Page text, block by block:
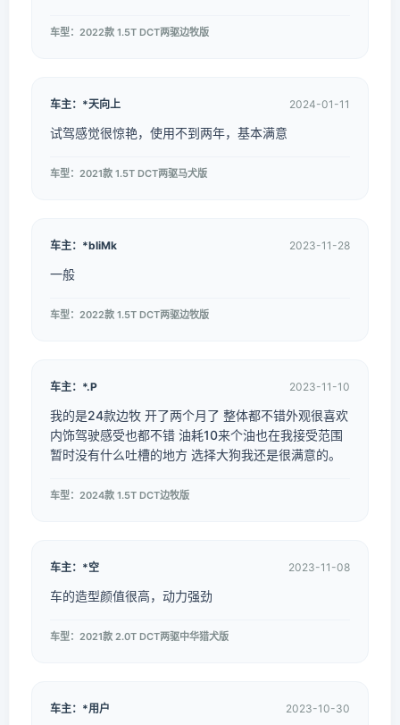
车型：2022款 1.5T DCT两驱边牧版
车主：*天向上 2024-01-11
试驾感觉很惊艳，使用不到两年，基本满意
车型：2021款 1.5T DCT两驱马犬版
车主：*bliMk 2023-11-28
一般
车型：2022款 1.5T DCT两驱边牧版
车主：*.P 2023-11-10
我的是24款边牧 开了两个月了 整体都不错外观很喜欢
内饰驾驶感受也都不错 油耗10来个油也在我接受范围
暂时没有什么吐槽的地方 选择大狗我还是很满意的。
车型：2024款 1.5T DCT边牧版
车主：*空 2023-11-08
车的造型颜值很高，动力强劲
车型：2021款 2.0T DCT两驱中华猎犬版
车主：*用户 2023-10-30